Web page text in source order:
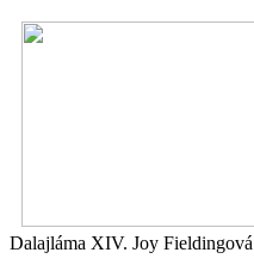
Dalajláma XIV. Joy